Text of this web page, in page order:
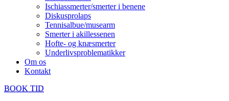
Ischiassmerter/smerter i benene
Diskusprolaps
Tennisalbue/musearm
Smerter i akillessenen
Hofte- og knæsmerter
Underlivsproblematikker
Om os
Kontakt
BOOK TID